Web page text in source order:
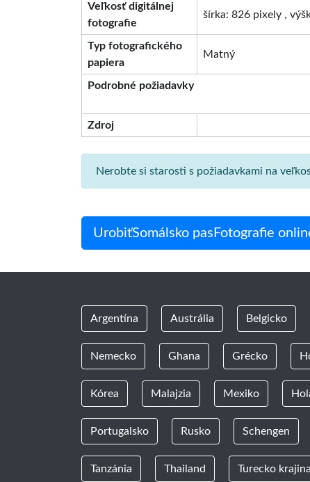
Veľkosť digitálnej
fotografie
šírka: 826 pixely ,
Typ fotografického
papiera
Matný
Podrobné požiadavky
Zdroj
Nerobte si starosti s požiadavkami na
UrobiťSomálsko pasFotografie
Argentína Austrália Belgicko
Nemecko Ghana Grécko
Kórea Malajzia Mexiko
Portugalsko Rusko Schengen
Tanzánia Thailand Turecko krajina